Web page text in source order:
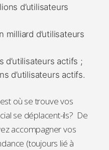
d’utilisateurs
milliard d’utilisateurs
actifs ;
d’utilisateurs actifs.
où se trouve vos
se déplacent-ils? De
accompagner vos
(toujours lié à